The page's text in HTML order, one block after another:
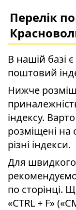
Перелік
В нашій базі
поштовий
Нижче
індексу.
розміщені на
різні індекси.
Для швидкого
по сторінці.
«CTRL + F»